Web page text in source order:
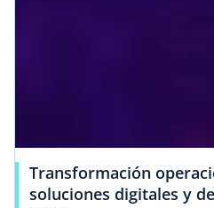
Transformación
soluciones digitales y